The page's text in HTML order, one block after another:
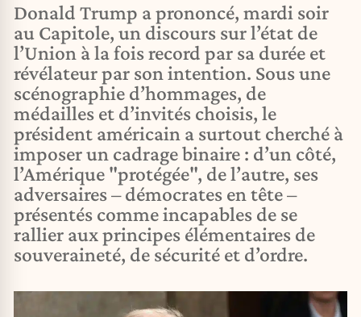
Donald Trump a prononcé, mardi soir
au Capitole, un discours sur l’état de
l’Union à la fois record par sa durée et
révélateur par son intention. Sous une
scénographie d’hommages, de
médailles et d’invités choisis, le
président américain a surtout cherché à
imposer un cadrage binaire : d’un côté,
l’Amérique "protégée", de l’autre, ses
adversaires – démocrates en tête –
présentés comme incapables de se
rallier aux principes élémentaires de
souveraineté, de sécurité et d’ordre.